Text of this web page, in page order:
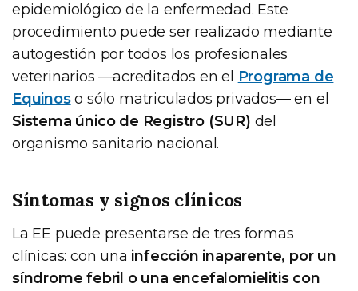
epidemiológico de la enfermedad. Este
procedimiento puede ser realizado mediante
autogestión por todos los profesionales
veterinarios —acreditados en el Programa de
Equinoso sólo matriculados privados— en el
Sistema único de Registro (SUR) del
organismo sanitario nacional.
Síntomas y signos clínicos
La EE puede presentarse de tres formas
clínicas: con una infección inaparente, por un
síndrome febril o una encefalomielitis con